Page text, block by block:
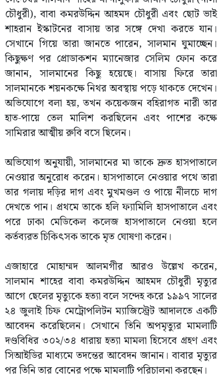
চৌধুরী), বাবা কমরউদ্দিন আহমদ চৌধুরী এবং ছোট ভাই
শাহরান ইস্কাটনের বাসায় তার সঙ্গে দেখা করতে যান।
সেখানে গিয়ে তারা জানতে পারেন, সালমান ঘুমাচ্ছেন।
কিছুক্ষণ পর প্রোডাকশন ম্যানেজার সেলিম ফোন করে
জানান, সালমানের কিছু হয়েছে। বাসায় ফিরে তারা
সালমানকে শয়নকক্ষে নিথর অবস্থায় পড়ে থাকতে দেখেন।
অভিযোগে বলা হয়, তখন কয়েকজন বহিরাগত নারী তার
হাত-পায়ে তেল মালিশ করছিলেন এবং পাশের কক্ষে
সামিরার আত্মীয় রুবি বসে ছিলেন।
অভিযোগ অনুযায়ী, সালমানের মা তাকে দ্রুত হাসপাতালে
নেওয়ার অনুরোধ করেন। হাসপাতালে নেওয়ার পথে তারা
তার গলায় দড়ির দাগ এবং মুখমণ্ডল ও পায়ে নীলচে দাগ
দেখতে পান। প্রথমে তাকে হলি ফ্যামিলি হাসপাতালে এবং
পরে ঢাকা মেডিকেল কলেজ হাসপাতালে নেওয়া হলে
কর্তব্যরত চিকিৎসক তাকে মৃত ঘোষণা করেন।
এজাহারে মোহাম্মদ আলমগীর আরও উল্লেখ করেন,
সালমান শাহের বাবা কমরউদ্দিন আহমদ চৌধুরী মৃত্যুর
আগে ছেলের মৃত্যুকে হত্যা বলে সন্দেহ করে ১৯৯৭ সালের
২৪ জুলাই চিফ মেট্রোপলিটন ম্যাজিস্ট্রেট আদালতে একটি
আবেদন করেছিলেন। সেখানে তিনি অপমৃত্যুর মামলাটি
দণ্ডবিধির ৩০২/৩৪ ধারায় হত্যা মামলা হিসেবে গ্রহণ এবং
সিআইডির মাধ্যমে তদন্তের আবেদন জানান। বাবার মৃত্যুর
পর তিনি তার বোনের পক্ষে মামলাটি পরিচালনা করছেন।